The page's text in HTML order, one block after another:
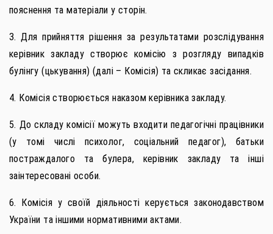
пояснення та матеріали у сторін.
3. Для прийняття рішення за результатами розслідування
керівник закладу створює комісію з розгляду випадків
булінгу (цькування) (далі – Комісія) та скликає засідання.
4. Комісія створюється наказом керівника закладу.
5. До складу комісії можуть входити педагогічні працівники
(у томі числі психолог, соціальний педагог), батьки
постраждалого та булера, керівник закладу та інші
заінтересовані особи.
6. Комісія у своїй діяльності керується законодавством
України та іншими нормативними актами.